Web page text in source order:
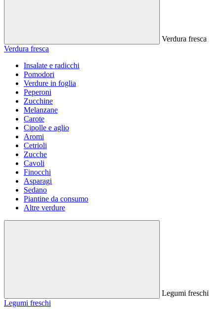
Verdura fresca
Verdura fresca
Insalate e radicchi
Pomodori
Verdure in foglia
Peperoni
Zucchine
Melanzane
Carote
Cipolle e aglio
Aromi
Cetrioli
Zucche
Cavoli
Finocchi
Asparagi
Sedano
Piantine da consumo
Altre verdure
Legumi freschi
Legumi freschi